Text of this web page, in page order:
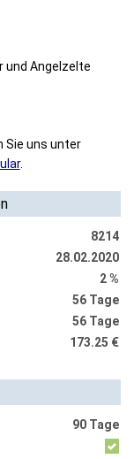
und Angelzelte
Sie uns unter
.
8214
28.02.2020
2 %
56 Tage
56 Tage
173.25 €
90 Tage